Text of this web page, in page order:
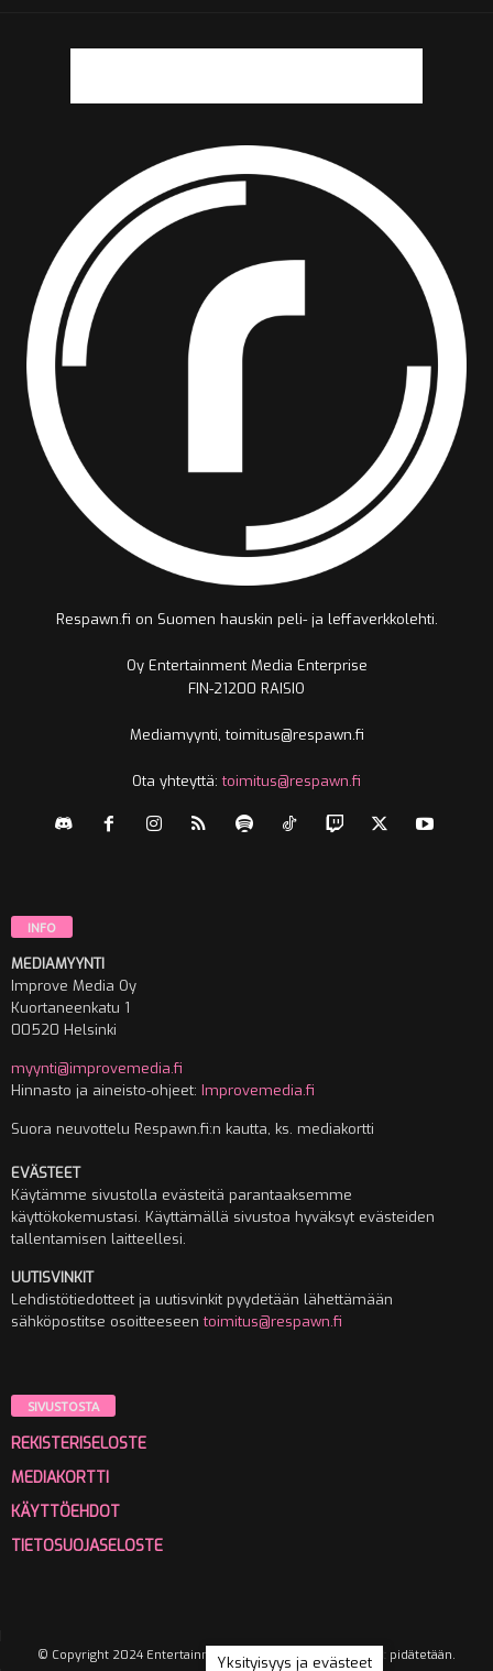
Respawn.fi on Suomen hauskin peli- ja leffaverkkolehti.
Oy Entertainment Media Enterprise
FIN-21200 RAISIO
Mediamyynti, toimitus@respawn.fi
Ota yhteyttä:toimitus@respawn.fi
INFO
MEDIAMYYNTI
Improve Media Oy
Kuortaneenkatu 1
00520 Helsinki
myynti@improvemedia.fi
Hinnasto ja aineisto-ohjeet: Improvemedia.fi
Suora neuvottelu Respawn.fi:n kautta, ks. mediakortti
EVÄSTEET
Käytämme sivustolla evästeitä parantaaksemme
käyttökokemustasi. Käyttämällä sivustoa hyväksyt evästeiden
tallentamisen laitteellesi.
UUTISVINKIT
Lehdistötiedotteet ja uutisvinkit pyydetään lähettämään
sähköpostitse osoitteeseentoimitus@respawn.fi
SIVUSTOSTA
REKISTERISELOSTE
MEDIAKORTTI
KÄYTTÖEHDOT
TIETOSUOJASELOSTE
© Copyright 2024 Entertainment Media Oy. Kaikki oikeudet pidätetään.
Yksityisyys ja evästeet